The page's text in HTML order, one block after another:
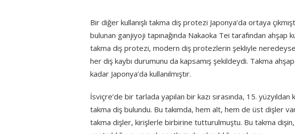
Bir diğer kullanışlı takma diş protezi Japonya’da ortaya
bulunan ganjiyoji tapınağında Nakaoka Tei tarafından ahşap
takma diş protezi, modern diş protezlerin şekliyle neredeyse
her diş kaybı durumunu da kapsamış şekildeydi. Takma
kadar Japonya’da kullanılmıştır.
İsviçre’de bir tarlada yapılan bir kazı sırasında, 15.
takma diş bulundu. Bu takımda, hem alt, hem de üst dişler
takma dişler, kirişlerle birbirine tutturulmuştu. Bu takma